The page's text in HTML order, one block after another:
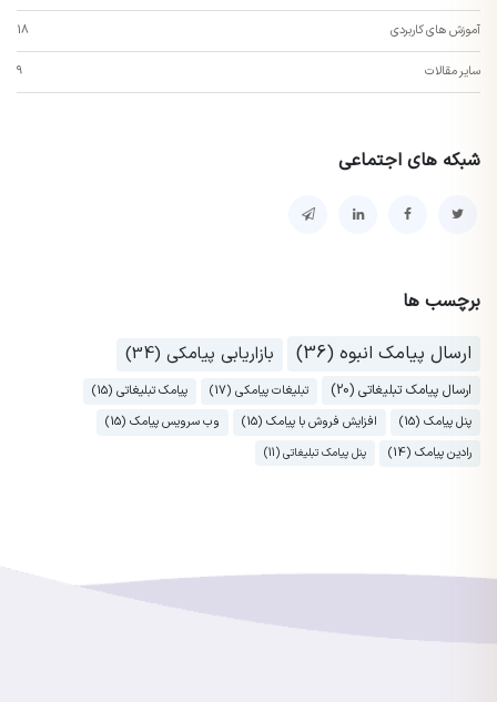
آموزش های کاربردی 18
سایر مقالات 9
شبکه های اجتماعی
برچسب ها
ارسال پیامک انبوه (36)
بازاریابی پیامکی (34)
ارسال پیامک تبلیغاتی (20) تبلیغات پیامکی (17)
پیامک تبلیغاتی (15)
پنل پیامک (15)
افزایش فروش با پیامک (15)
وب سرویس پیامک (15)
رادین پیامک (14)
پنل پیامک تبلیغاتی (11)